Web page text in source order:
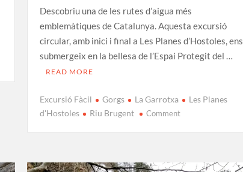
Descobriu una de les rutes d’aigua més
emblemàtiques de Catalunya. Aquesta excursió
circular, amb inici i final a Les Planes d’Hostoles, ens
submergeix en la bellesa de l’Espai Protegit del …
READ MORE
Excursió Fàcil Gorgs La Garrotxa
Les Planes
d'Hostoles
Riu Brugent Commenton
del